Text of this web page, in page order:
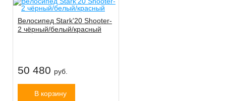
Велосипед Stark'20 Shooter-
2 чёрный/белый/красный
50 480 руб.
В корзину